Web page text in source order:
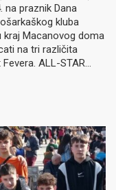
na praznik Dana
kluba
kraj Macanovog doma
na tri različita
ALL-STAR…